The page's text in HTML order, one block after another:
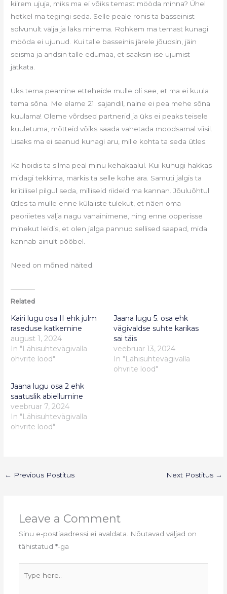
kiirem ujuja, miks ma ei võiks temast mööda minna? Ühel
hetkel ma tegingi seda. Selle peale ronis ta basseinist
solvunult välja ja läks minema. Rohkem ma temast kunagi
mööda ei ujunud. Kui talle basseinis järele jõudsin, jäin
seisma ja andsin talle edumaa, et saaksin ise ujumist
jätkata.
Üks tema peamine etteheide mulle oli see, et ma ei kuula
tema sõna. Me elame 21. sajandil, naine ei pea mehe sõna
kuulama! Oleme võrdsed partnerid ja üks ei peaks teisele
kuuletuma, mõtteid võiks saada vahetada moodsamal viisil.
Lisaks ma ei saanud kunagi aru, mille kohta ta seda ütles.
Ka hoidis ta silma peal minu kehakaalul. Kui kuhugi hakkas
midagi tekkima, märkis ta selle kohe ära. Samuti jälgis ta
kriitilisel pilgul seda, milliseid riideid ma kannan. Jõuluõhtul
ütles ta mulle enne külaliste tulekut, et näen oma
peoriietes välja nagu vanainimene, ning enne ooperisse
minekut leidis, et olen jalga pannud sellised saapad, mida
kannab ainult pööbel.
Need on mõned näited.
Related
Kairi lugu osa II ehk julm
raseduse katkemine
august 1, 2024
In "Lähisuhtevägivalla
ohvrite lood"
Jaana lugu 5. osa ehk
vägivaldse suhte karikas
sai täis
veebruar 13, 2024
In "Lähisuhtevägivalla
ohvrite lood"
Jaana lugu osa 2 ehk
saatuslik abiellumine
veebruar 7, 2024
In "Lähisuhtevägivalla
ohvrite lood"
← Previous Postitus Next Postitus →
Leave a Comment
Sinu e-postiaadressi ei avaldata.
Nõutavad väljad on
tähistatud *-ga
here..